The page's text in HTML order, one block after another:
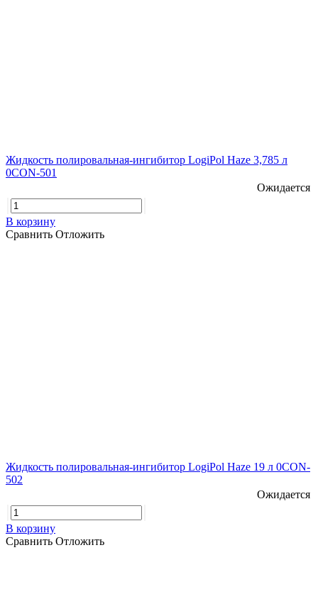
Жидкость полировальная-ингибитор LogiPol Haze 3,785 л
0CON-501
Ожидается
В корзину
Сравнить Отложить
Жидкость полировальная-ингибитор LogiPol Haze 19 л 0CON-
502
Ожидается
В корзину
Сравнить Отложить